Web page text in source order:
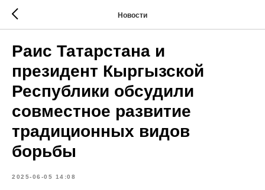
Новости
Раис Татарстана и
президент Кыргызской
Республики обсудили
совместное развитие
традиционных видов
борьбы
2025-06-05 14:08